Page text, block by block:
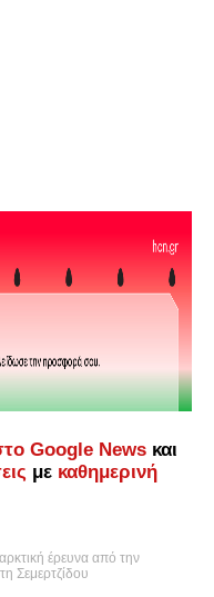
Google News και
με καθημερινή
έρευνα από την
Σεμερτζίδου